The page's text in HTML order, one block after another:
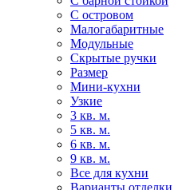
С островом
Малогабаритные
Модульные
Скрытые ручки
Размер
Мини-кухни
Узкие
3 кв. м.
5 кв. м.
6 кв. м.
9 кв. м.
Все для кухни
Варианты отделки